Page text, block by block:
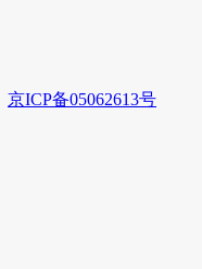
京ICP备05062613号